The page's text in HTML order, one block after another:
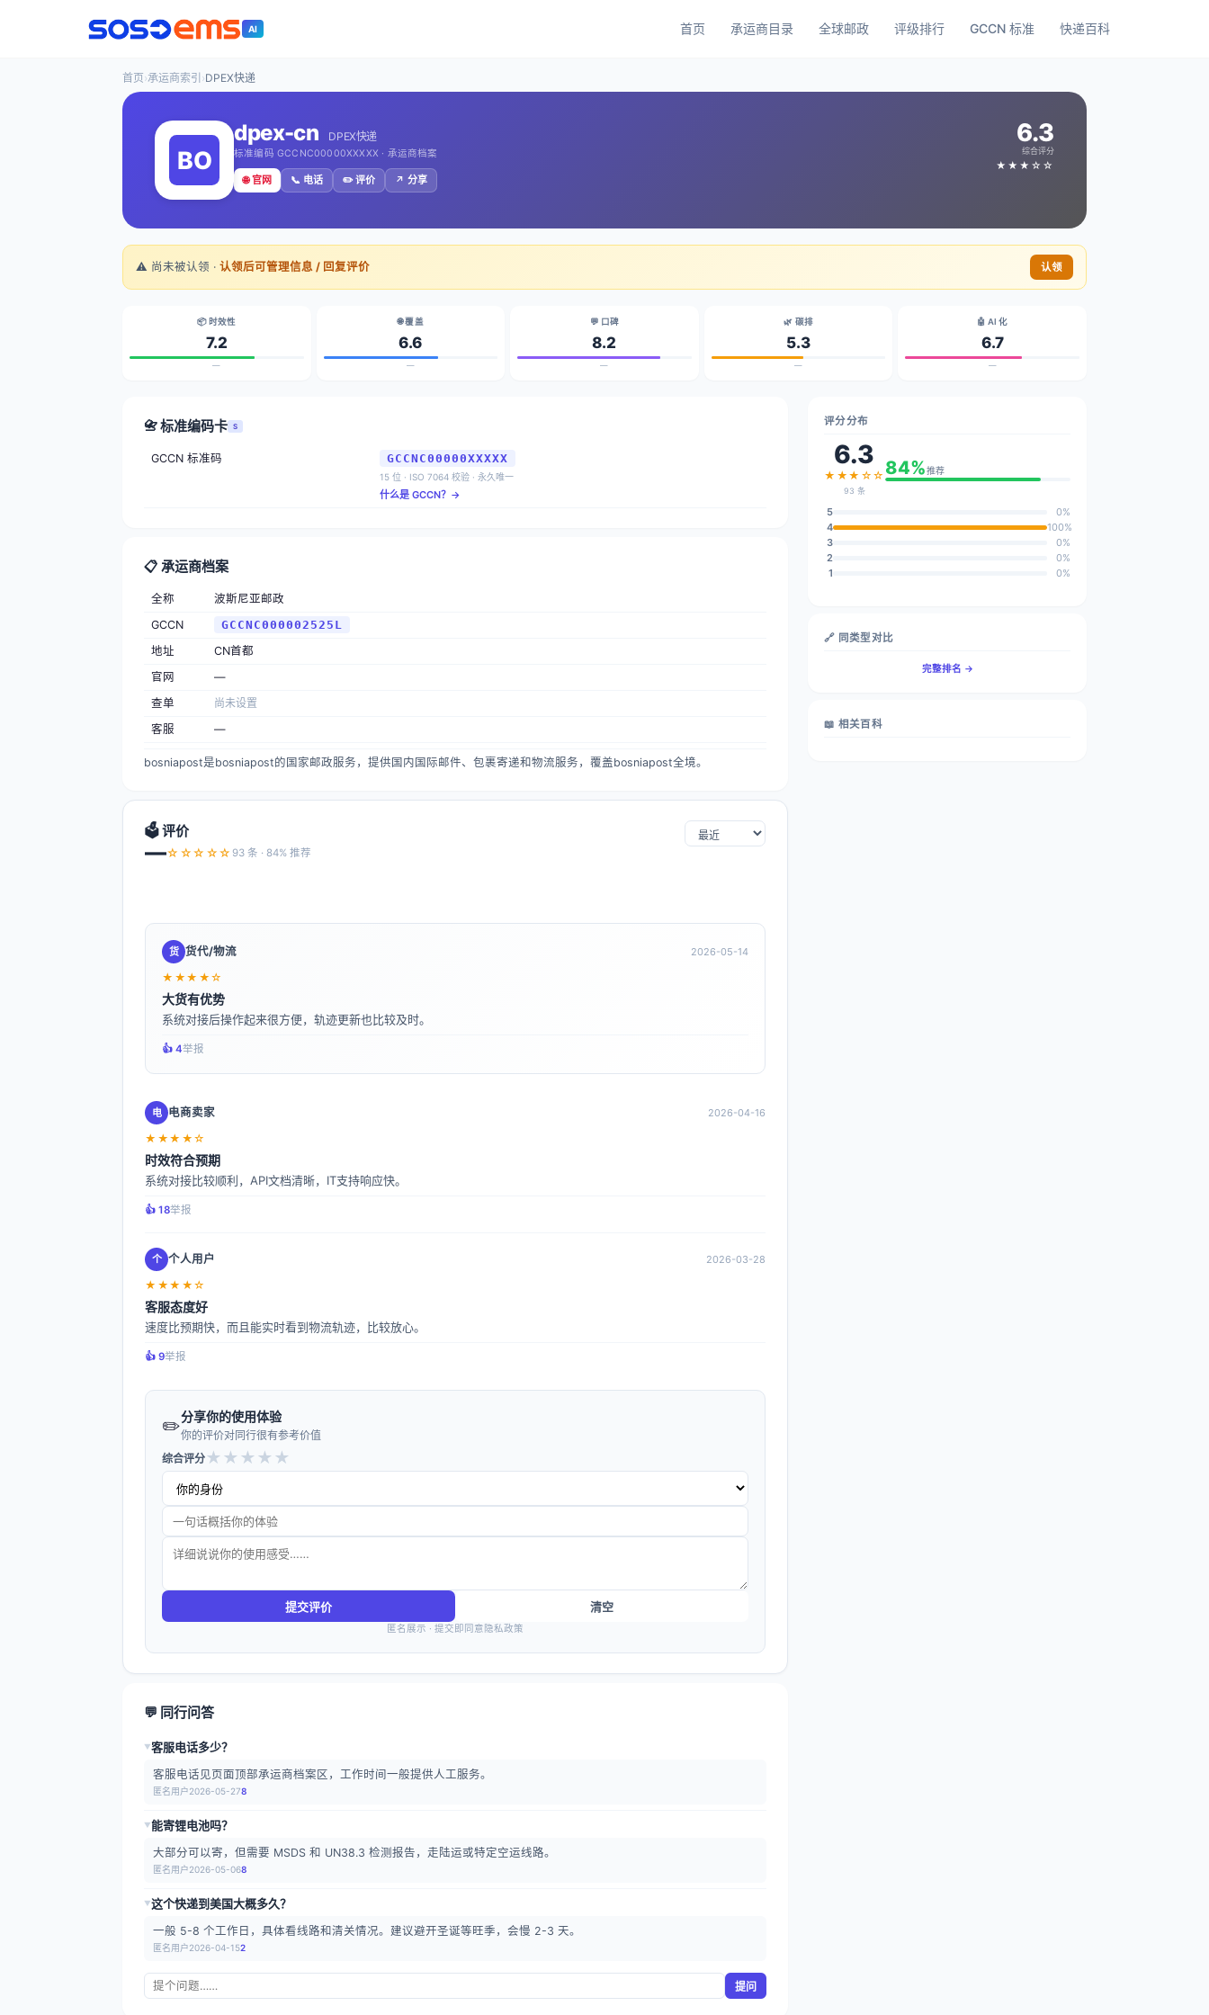
AI 首页 承运商目录 全球邮政 评级排行 GCCN 标准 快递百科
首页›承运商索引 ›DPEX快递
dpex-cn DPEX快递
标准编码 GCCNC00000XXXXX · 承运商档案
🌐 官网 📞 电话 ✏️ 评价 ↗️ 分享
6.3
综合评分
★★★☆☆
⚠️ 尚未被认领 · 认领后可管理信息 / 回复评价 认领
📦 时效性
7.2
—
🌐 覆盖
6.6
—
💬 口碑
8.2
—
🌿 碳排
5.3
—
🤖 AI 化
6.7
—
📇 标准编码卡 S
GCCN 标准码 GCCNC00000XXXXX
15 位 · ISO 7064 校验 · 永久唯一
什么是 GCCN？→
📋 承运商档案
全称
波斯尼亚邮政
GCCN
GCCNC000002525L
地址
CN首都
官网
—
查单
尚未设置
客服
—
bosniapost是bosniapost的国家邮政服务，提供国内国际邮件、包裹寄递和物流服务，覆盖bosniapost全境。
🗳️ 评价
—☆☆☆☆☆ 93 条 · 84% 推荐
货 货代/物流 2026-05-14
★★★★☆
大货有优势
系统对接后操作起来很方便，轨迹更新也比较及时。
👍️ 4举报
电 电商卖家 2026-04-16
★★★★☆
时效符合预期
系统对接比较顺利，API文档清晰，IT支持响应快。
👍️ 18举报
个 个人用户 2026-03-28
★★★★☆
客服态度好
速度比预期快，而且能实时看到物流轨迹，比较放心。
👍️ 9举报
✏️分享你的使用体验
你的评价对同行很有参考价值
综合评分★ ★ ★ ★ ★
提交评价 清空
匿名展示 · 提交即同意隐私政策
💬 同行问答
▶客服电话多少？
客服电话见页面顶部承运商档案区，工作时间一般提供人工服务。
匿名用户2026-05-278
▶能寄锂电池吗？
大部分可以寄，但需要 MSDS 和 UN38.3 检测报告，走陆运或特定空运线路。
匿名用户2026-05-068
▶这个快递到美国大概多久？
一般 5-8 个工作日，具体看线路和清关情况。建议避开圣诞等旺季，会慢 2-3 天。
匿名用户2026-04-152
提问
评分分布
6.3
★★★☆☆
93 条
84%推荐
5
0%
4
100%
3
0%
2
0%
1
0%
🔗 同类型对比
完整排名 →
📖 相关百科